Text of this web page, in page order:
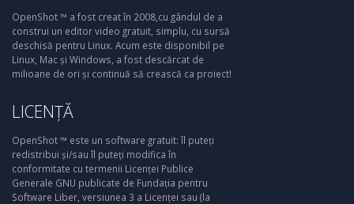
OpenShot ™ a fost creat în 2008,cu gândul de a
construi un editor video gratuit, simplu, cu sursă
deschisă pentru Linux. Acum este disponibil pe
Linux, Mac și Windows, a fost descărcat de
milioane de ori și continuă să crească ca proiect!
LICENȚĂ
OpenShot ™ este un software gratuit: îl puteți
redistribui și/sau îl puteți modifica în
conformitate cu termenii Licenței Publice
Generale GNU publicate de Fundația pentru
Software Liber, versiunea 3 a Licenței sau (la